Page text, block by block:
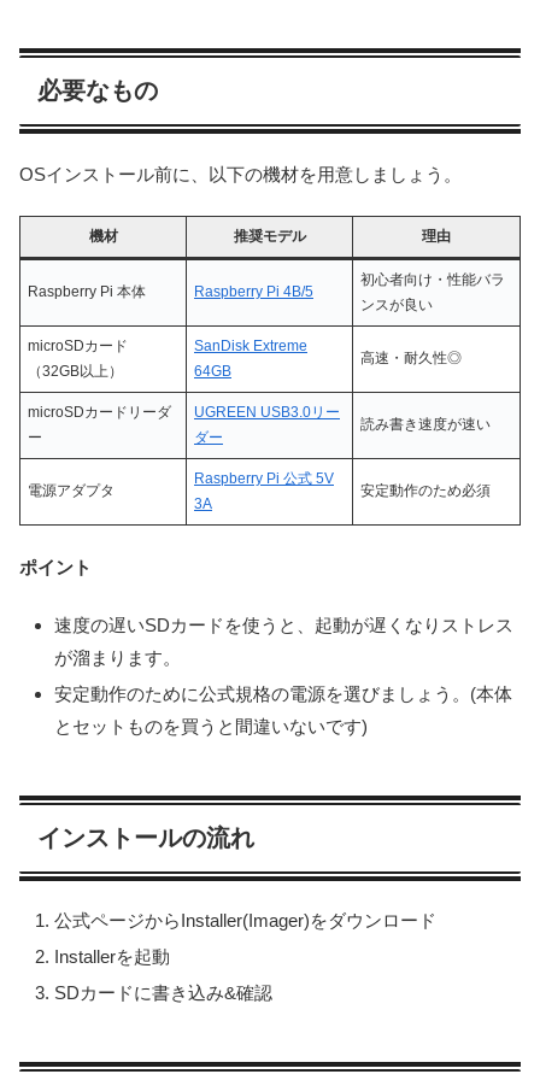
必要なもの
OSインストール前に、以下の機材を用意しましょう。
機材 推奨モデル 理由
Raspberry Pi 本体 Raspberry Pi 4B/5
初心者向け・性能バラ
ンスが良い
microSDカード
（32GB以上）
SanDisk Extreme
64GB
高速・耐久性◎
microSDカードリーダ
ー
UGREEN USB3.0リー
ダー
読み書き速度が速い
電源アダプタ
Raspberry Pi 公式 5V
3A
安定動作のため必須
ポイント
速度の遅いSDカードを使うと、起動が遅くなりストレス
が溜まります。
安定動作のために公式規格の電源を選びましょう。(本体
とセットものを買うと間違いないです)
インストールの流れ
公式ページからInstaller(Imager)をダウンロード
Installerを起動
SDカードに書き込み&確認